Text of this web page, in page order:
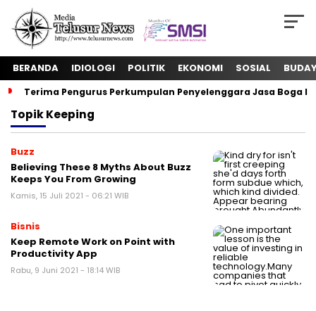
BERANDA IDIOLOGI POLITIK EKONOMI SOSIAL
Terima Pengurus Perkumpulan Penyelenggara Jasa Boga
TopikKeeping
Buzz
Believing These 8 Myths About Buzz
Keeps You From Growing
Kamis, 15 Juli 2021 - 06:21 WIB
Bisnis
Keep Remote Work on Point with
Productivity App
Rabu, 9 Juni 2021 - 18:14 WIB